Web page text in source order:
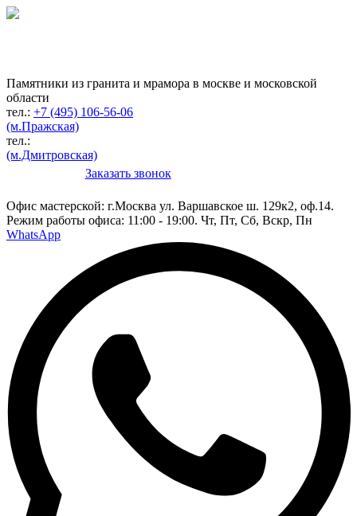
Памятники из гранита и мрамора в москве и московской
области
тел.: +7 (495) 106-56-06
(м.Пражская)
тел.:
(м.Дмитровская)
Заказать звонок
Офис мастерской: г.Москва ул. Варшавское ш. 129к2, оф.14.
Режим работы офиса: 11:00 - 19:00. Чт, Пт, Сб, Вскр, Пн
WhatsApp